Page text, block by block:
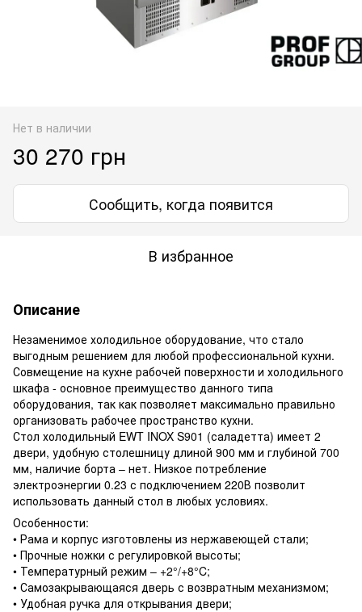
Нет в наличии
30 270 грн
Сообщить, когда появится
В избранное
Описание
Незаменимое холодильное оборудование, что стало
выгодным решением для любой профессиональной кухни.
Совмещение на кухне рабочей поверхности и холодильного
шкафа - основное преимущество данного типа
оборудования, так как позволяет максимально правильно
организовать рабочее пространство кухни.
Стол холодильный EWT INOX S901 (саладетта) имеет 2
двери, удобную столешницу длиной 900 мм и глубиной 700
мм, наличие борта – нет. Низкое потребление
электроэнергии 0.23 с подключением 220В позволит
использовать данный стол в любых условиях.
Особенности:
• Рама и корпус изготовлены из нержавеющей стали;
• Прочные ножки с регулировкой высоты;
• Температурный режим – +2°/+8°C;
• Самозакрывающаяся дверь с возвратным механизмом;
• Удобная ручка для открывания двери;